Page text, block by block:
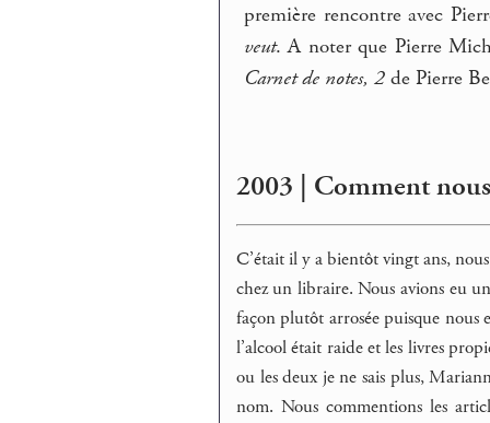
première rencontre avec
veut. A noter que Pierre
Carnet de notes, 2 de Pierre
2003 | Comment
C’était il y a bientôt vingt ans,
chez un libraire. Nous avions eu
façon plutôt arrosée puisque nous
l’alcool était raide et les livres
ou les deux je ne sais plus,
nom. Nous commentions les